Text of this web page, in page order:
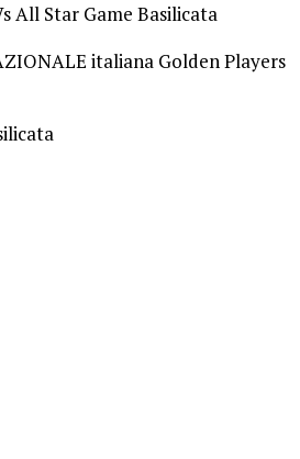
All Star Game Basilicata
italiana Golden Players